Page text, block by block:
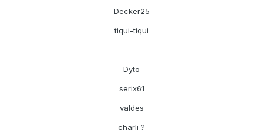
Decker25
tiqui-tiqui
Dyto
serix61
valdes
charli ?